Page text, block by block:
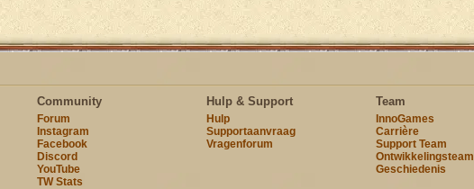
Community
Forum
Instagram
Facebook
Discord
YouTube
TW Stats
Hulp & Support
Hulp
Supportaanvraag
Vragenforum
Team
InnoGames
Carrière
Support Team
Ontwikkelingsteam
Geschiedenis